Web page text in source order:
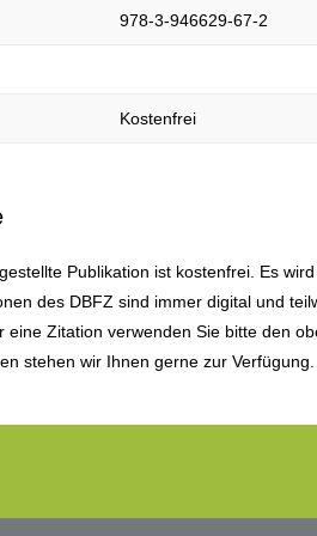
978-3-946629-67-2
Kostenfrei
Publikation ist kostenfrei. Es
des DBFZ sind immer digital und
eine Zitation verwenden Sie bitte den
stehen wir Ihnen gerne zur Verfügung.